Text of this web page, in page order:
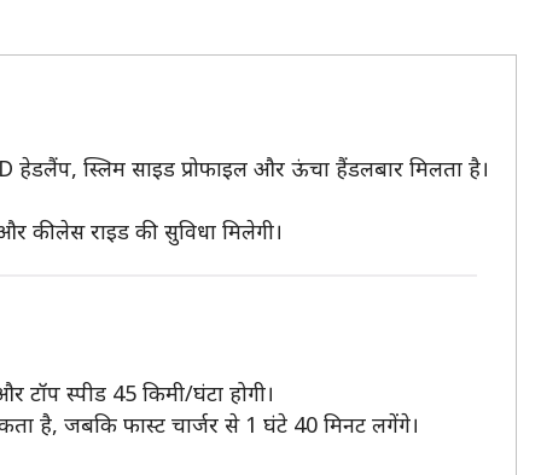
स्लिम साइड प्रोफाइल और ऊंचा हैंडलबार मिलता है।
कीलेस राइड की सुविधा मिलेगी।
स्पीड 45 किमी/घंटा होगी।
है, जबकि फास्ट चार्जर से 1 घंटे 40 मिनट लगेंगे।